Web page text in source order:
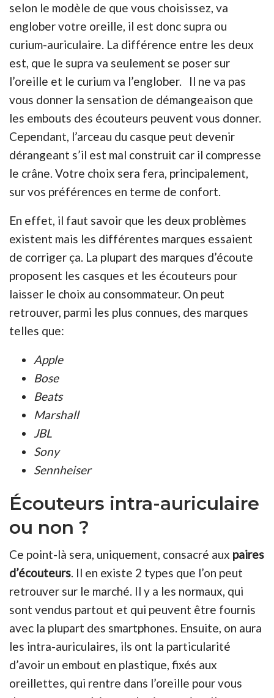
selon le modèle de que vous choisissez, va
englober votre oreille, il est donc supra ou
curium-auriculaire. La différence entre les deux
est, que le supra va seulement se poser sur
l’oreille et le curium va l’englober. Il ne va pas
vous donner la sensation de démangeaison que
les embouts des écouteurs peuvent vous donner.
Cependant, l’arceau du casque peut devenir
dérangeant s’il est mal construit car il compresse
le crâne. Votre choix sera fera, principalement,
sur vos préférences en terme de confort.
En effet, il faut savoir que les deux problèmes
existent mais les différentes marques essaient
de corriger ça. La plupart des marques d’écoute
proposent les casques et les écouteurs pour
laisser le choix au consommateur. On peut
retrouver, parmi les plus connues, des marques
telles que:
Apple
Bose
Beats
Marshall
JBL
Sony
Sennheiser
Écouteurs intra-auriculaire
ou non ?
Ce point-là sera, uniquement, consacré aux paires
d’écouteurs. Il en existe 2 types que l’on peut
retrouver sur le marché. Il y a les normaux, qui
sont vendus partout et qui peuvent être fournis
avec la plupart des smartphones. Ensuite, on aura
les intra-auriculaires, ils ont la particularité
d’avoir un embout en plastique, fixés aux
oreillettes, qui rentre dans l’oreille pour vous